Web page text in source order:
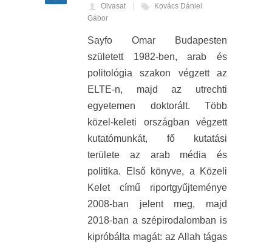
Olvasat
Kovács Dániel
Gábor
Sayfo Omar Budapesten
született 1982-ben, arab és
politológia szakon végzett az
ELTE-n, majd az utrechti
egyetemen doktorált. Több
közel-keleti országban végzett
kutatómunkát, fő kutatási
területe az arab média és
politika. Első könyve, a Közeli
Kelet című riportgyűjteménye
2008-ban jelent meg, majd
2018-ban a szépirodalomban is
kipróbálta magát: az Allah tágas